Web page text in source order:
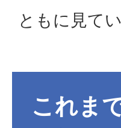
ともに見て
これま